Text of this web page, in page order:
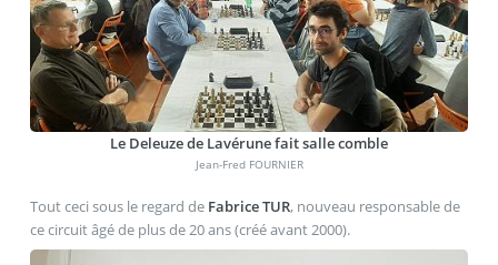
Le Deleuze de Lavérune fait salle comble
Jean-Fred FOURNIER
Tout ceci sous le regard de Fabrice TUR, nouveau responsable de
ce circuit âgé de plus de 20 ans (créé avant 2000).